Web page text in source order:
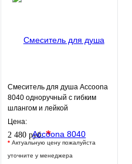
Смеситель для душа Accoona
8040 одноручный с гибким
шлангом и лейкой
Цена:
2 480 руб.*
* Актуальную цену пожалуйста
уточните у менеджера